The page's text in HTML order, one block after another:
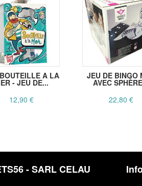
A LA
- JEU DE...
12,90 €
JEU DE BINGO
AVEC
22,80 €
- SARL CELAU